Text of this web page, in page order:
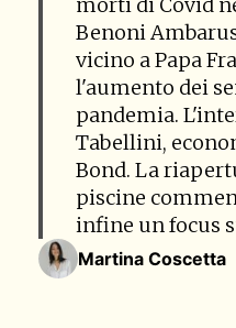
Benoni
vicino a Papa
l'aumento dei
pandemia.
Tabellini,
Bond. La
piscine
infine un focus
Martina Coscetta